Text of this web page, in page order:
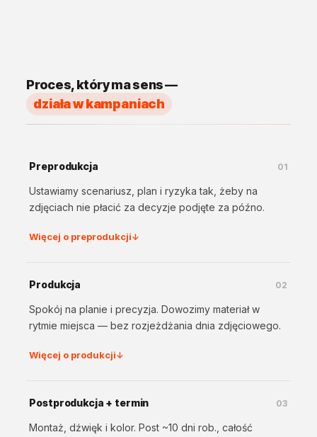
Proces, który ma sens —
działa w kampaniach
Preprodukcja 01
Ustawiamy scenariusz, plan i ryzyka tak, żeby na
zdjęciach nie płacić za decyzje podjęte za późno.
Więcej o preprodukcji↓
Produkcja 02
Spokój na planie i precyzja. Dowozimy materiał w
rytmie miejsca — bez rozjeżdżania dnia zdjęciowego.
Więcej o produkcji↓
Postprodukcja + termin 03
Montaż, dźwięk i kolor. Post ~10 dni rob., całość